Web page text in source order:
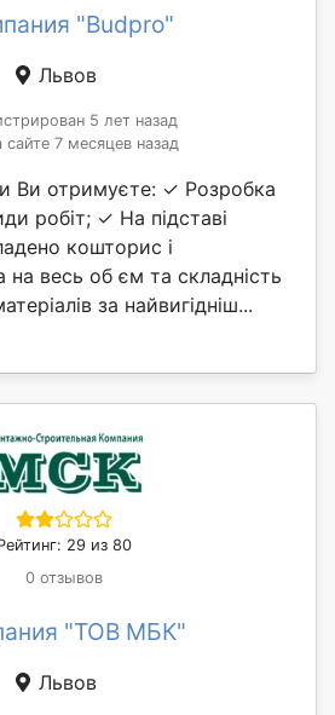
"Budpro"
Львов
5 лет назад
сайте 7 месяцев назад
Ви отримуєте: ✓ Розробка
робіт; ✓ На підставі
кошторис і
на весь об єм та складність
за найвигідніш...
29 из 80
0 отзывов
"ТОВ МБК"
Львов